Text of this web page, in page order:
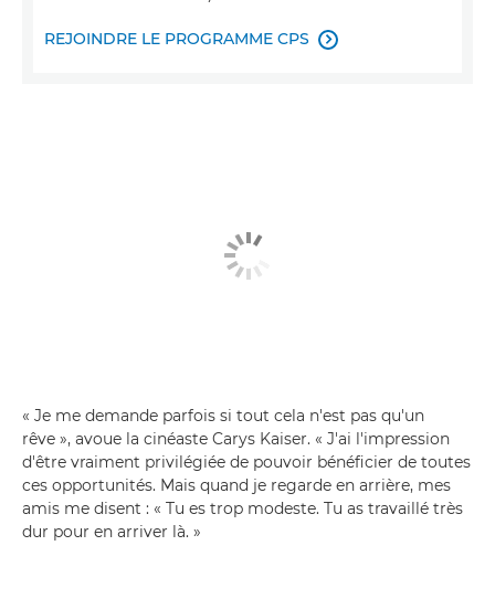
REJOINDRE LE PROGRAMME CPS 
« Je me demande parfois si tout cela n'est pas qu'un
rêve », avoue la cinéaste Carys Kaiser. « J'ai l'impression
d'être vraiment privilégiée de pouvoir bénéficier de toutes
ces opportunités. Mais quand je regarde en arrière, mes
amis me disent : « Tu es trop modeste. Tu as travaillé très
dur pour en arriver là. »